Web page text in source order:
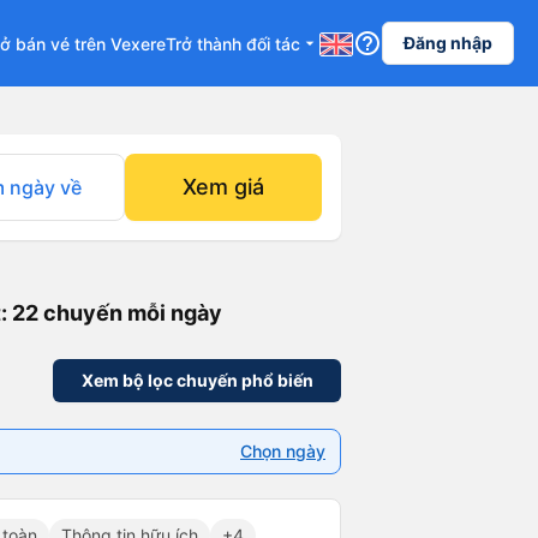
bán vé trên VexereTrở thành đối tác arrow_drop_down help_outline Đăng nhập
ngày về Xem giá
: 22 chuyến mỗi ngày
Xem bộ lọc chuyến phổ biến
Chọn ngày